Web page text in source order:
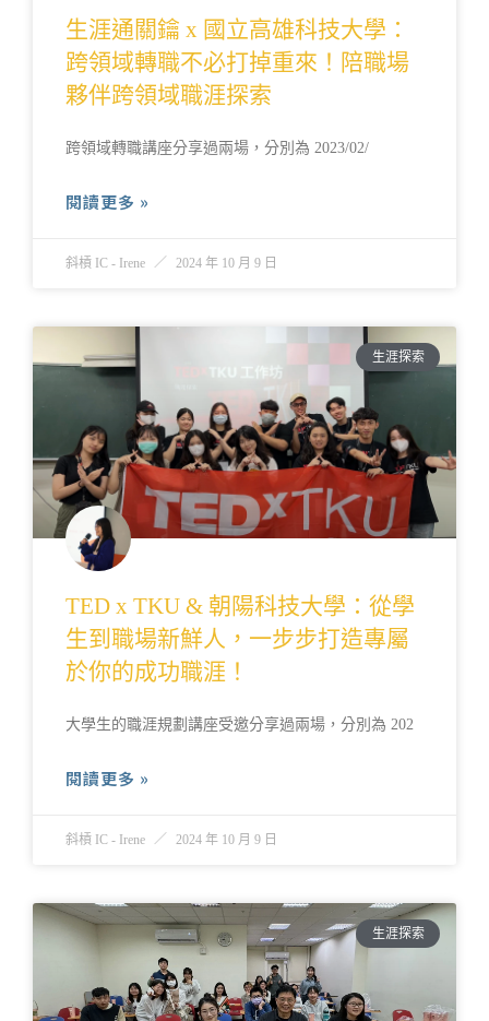
生涯通關鑰 x 國立高雄科技大學：
跨領域轉職不必打掉重來！陪職場
夥伴跨領域職涯探索
跨領域轉職講座分享過兩場，分別為 2023/02/
閱讀更多 »
斜槓 IC - Irene 2024 年 10 月 9 日
生涯探索
TED x TKU & 朝陽科技大學：從學
生到職場新鮮人，一步步打造專屬
於你的成功職涯！
大學生的職涯規劃講座受邀分享過兩場，分別為 202
閱讀更多 »
斜槓 IC - Irene 2024 年 10 月 9 日
生涯探索